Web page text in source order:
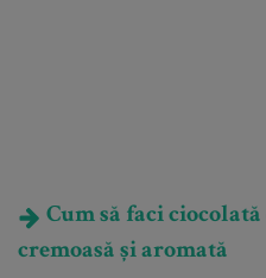
Cum să faci
cremoasă și aromată